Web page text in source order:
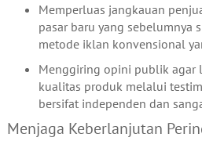
Memperluas jangkauan
pasar baru yang sebelumnya
metode iklan konvensional
Menggiring opini publik agar
kualitas produk melalui
bersifat independen dan
Menjaga Keberlanjutan